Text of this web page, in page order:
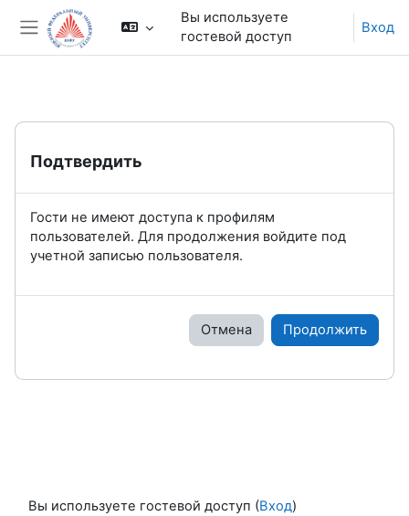
Перейти к основному содержанию
Боковая панель
Вы используете
гостевой доступ
Вход
Подтвердить
Гости не имеют доступа к профилям
пользователей. Для продолжения войдите под
учетной записью пользователя.
Отмена Продолжить
Вы используете гостевой доступ (Вход)